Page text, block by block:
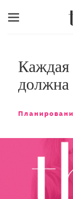
Меню
Каждая
должна